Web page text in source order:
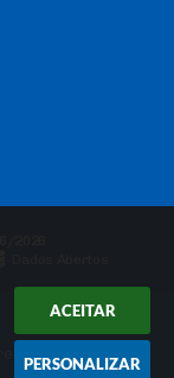
ACEITAR
PERSONALIZAR
reservados -